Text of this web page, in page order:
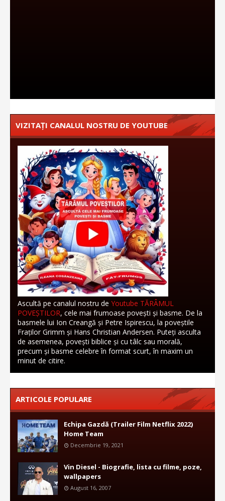
VIZITAȚI CANALUL NOSTRU DE YOUTUBE
Ascultă pe canalul nostru de Youtube TĂRÂMUL
POVEȘTILOR, cele mai frumoase povești și basme. De la
basmele lui Ion Creangă și Petre Ispirescu, la poveștile
Fraților Grimm și Hans Christian Andersen. Puteți asculta
de asemenea, povești biblice și cu tâlc sau morală,
precum și basme celebre în format scurt, în maxim un
minut de citire.
ARTICOLE POPULARE
Echipa Gazdă (Trailer Film Netflix 2022)
Home Team
Decembrie 19, 2021
Vin Diesel - Biografie, lista cu filme, poze,
wallpapers
August 16, 2007